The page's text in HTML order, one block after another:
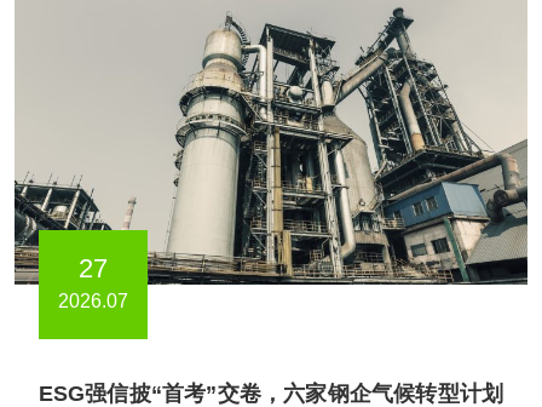
27
2026.07
ESG强信披“首考”交卷，六家钢企气候转型计划